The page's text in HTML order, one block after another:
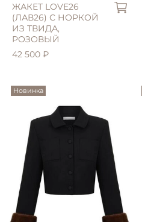
ЖАКЕТ LOVE26
(ЛАВ26) С НОРКОЙ
ИЗ ТВИДА,
РОЗОВЫЙ
42 500 ₽
Новинка